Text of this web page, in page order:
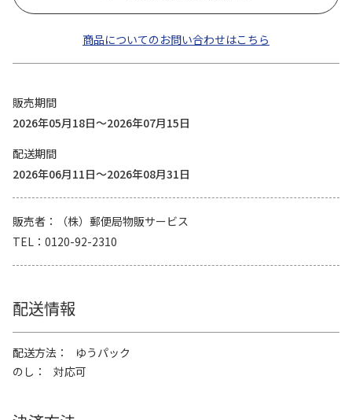
商品についてのお問い合わせはこちら
販売期間
2026年05月18日～2026年07月15日
配送期間
2026年06月11日～2026年08月31日
販売者
（株）郵便局物販サービス
TEL
0120-92-2310
配送情報
配送方法
ゆうパック
のし
対応可